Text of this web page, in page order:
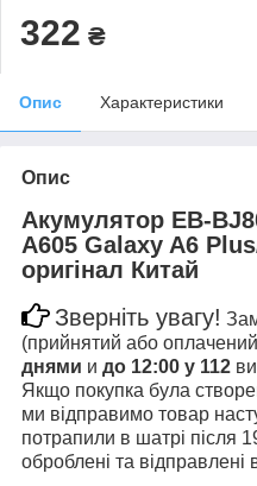
322 ₴
Опис Характеристики
Опис
Акумулятор EB-
A605 Galaxy A6
оригінал Китай
Зверніть увагу!
(прийнятий або
днями и до 12:00 у 112
Якщо покупка була
ми відправимо товар
потрапили в шатрі після
оброблені та відправлені